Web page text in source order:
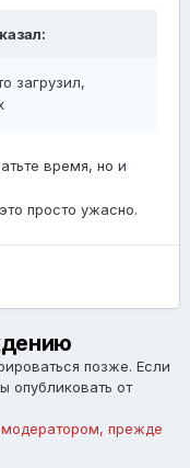
загрузил,
время, но и
просто ужасно.
позже. Если
опубликовать от
прежде